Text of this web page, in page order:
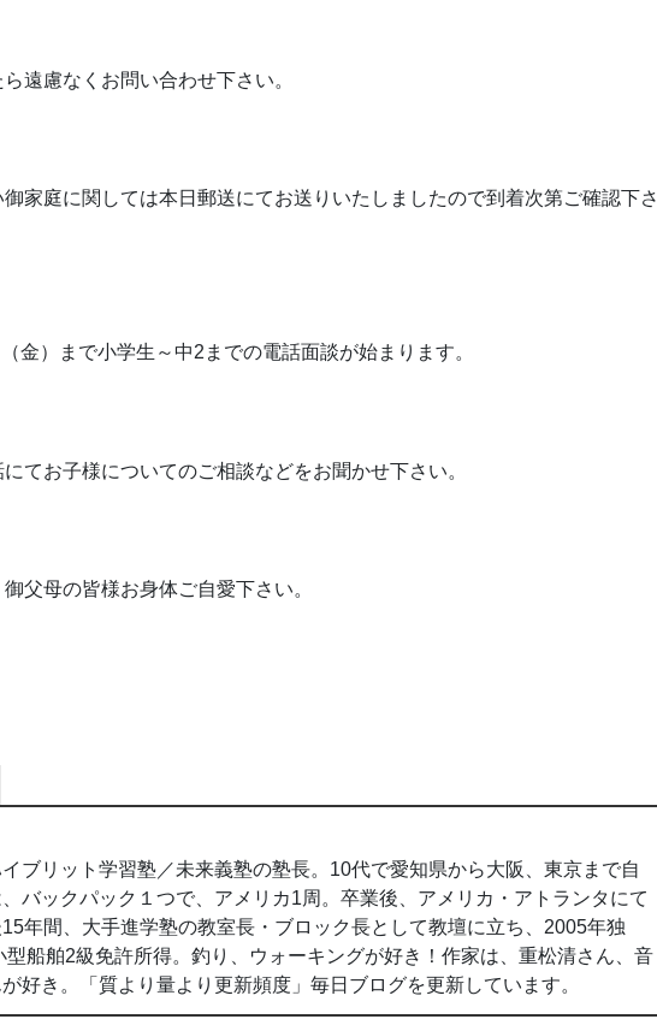
遠慮なくお問い合わせ下さい。
家庭に関しては本日郵送にてお送りいたしましたので到着次第ご確認下さ
金）まで小学生～中2までの電話面談が始まります。
てお子様についてのご相談などをお聞かせ下さい。
父母の皆様お身体ご自愛下さい。
ブリット学習塾／未来義塾の塾長。10代で愛知県から大阪、東京まで自
バックパック１つで、アメリカ1周。卒業後、アメリカ・アトランタにて
年間、大手進学塾の教室長・ブロック長として教壇に立ち、2005年独
型船舶2級免許所得。釣り、ウォーキングが好き！作家は、重松清さん、音
好き。「質より量より更新頻度」毎日ブログを更新しています。